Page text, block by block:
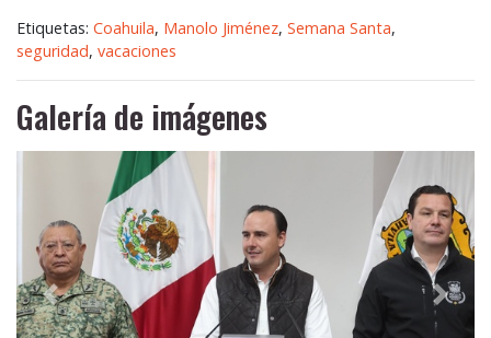
Etiquetas: Coahuila, Manolo Jiménez, Semana Santa,
seguridad, vacaciones
Galería de imágenes
Anterior